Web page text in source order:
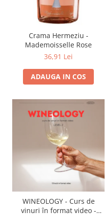
Crama Hermeziu -
Mademoisselle Rose
36,91 Lei
ADAUGA IN COS
WINEOLOGY - Curs de
vinuri în format video -